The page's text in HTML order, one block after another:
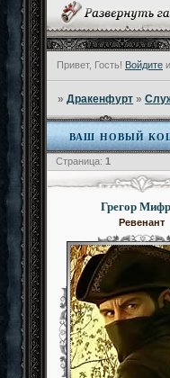
Привет, Гость! Войдите
»Дракенфурт »
ВАШ НОВЫЙ
Страница: 1
Грегор
Ревенант